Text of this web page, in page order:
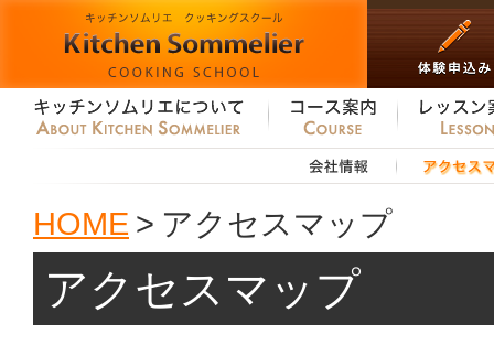
HOME > アクセスマップ
アクセスマップ